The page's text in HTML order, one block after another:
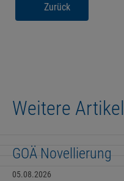
Zurück
Weitere Artikel
GOÄ Novellierung
05.08.2026